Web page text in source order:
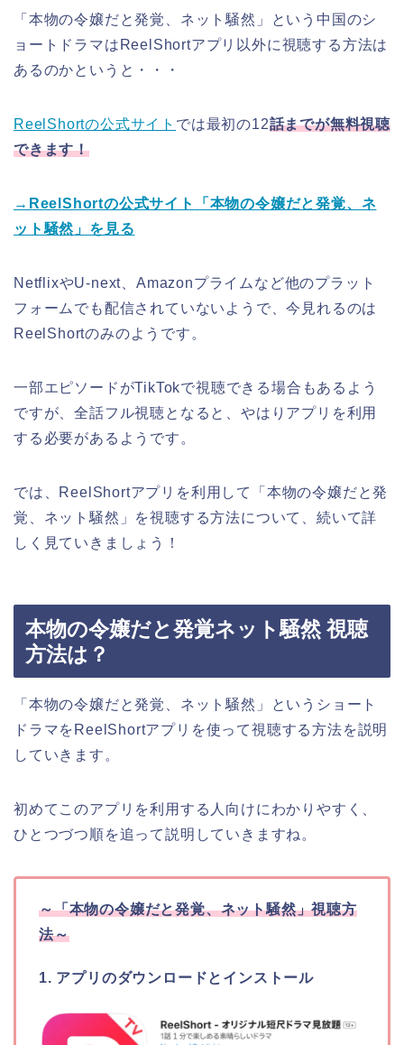
「本物の令嬢だと発覚、ネット騒然 」
という中国のシ
ョートドラマはReelShortアプリ以外に視聴する方法は
あるのかというと・・・
ReelShortの公式サイト では最初の12話までが無料視聴
できます！
→ReelShortの公式サイト
「本物の令嬢だと発覚、ネ
ット騒然 」 を見る
NetflixやU-next、Amazonプライムなど他のプラット
フォームでも配信されていないようで、今見れるのは
ReelShortのみのようです。
一部エピソードがTikTokで視聴できる場合もあるよう
ですが、全話フル視聴となると、やはりアプリを利用
する必要があるようです。
では、ReelShortアプリを利用して
「本物の令嬢だと発
覚、ネット騒然 」 を視聴する方法について、続いて詳
しく見ていきましょう！
本物の令嬢だと発覚ネット騒然 視聴
方法は？
「本物の令嬢だと発覚、ネット騒然 」
というショート
ドラマをReelShortアプリを使って視聴する方法を説明
していきます。
初めてこのアプリを利用する人向けにわかりやすく、
ひとつづつ順を追って説明していきますね。
～「本物の令嬢だと発覚、ネット騒然」視聴方
法～
1. アプリのダウンロードとインストール